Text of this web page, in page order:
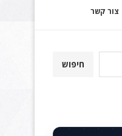
צור קשר
חיפוש